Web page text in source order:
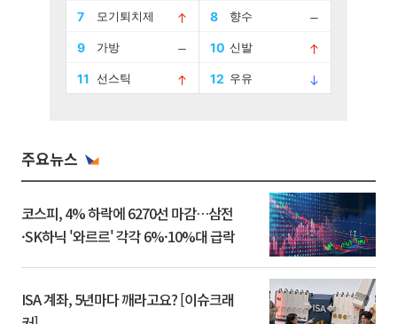
주요뉴스
코스피, 4% 하락에 6270선 마감…삼전
·SK하닉 '와르르' 각각 6%·10%대 급락
ISA 계좌, 5년마다 깨라고요? [이슈크래